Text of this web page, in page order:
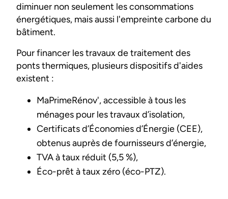
diminuer non seulement les consommations
énergétiques, mais aussi l'empreinte carbone du
bâtiment.
Pour financer les travaux de traitement des
ponts thermiques, plusieurs dispositifs d'aides
existent :
MaPrimeRénov', accessible à tous les
ménages pour les travaux d’isolation,
Certificats d’Économies d’Énergie (CEE),
obtenus auprès de fournisseurs d’énergie,
TVA à taux réduit (5,5 %),
Éco-prêt à taux zéro (éco-PTZ).